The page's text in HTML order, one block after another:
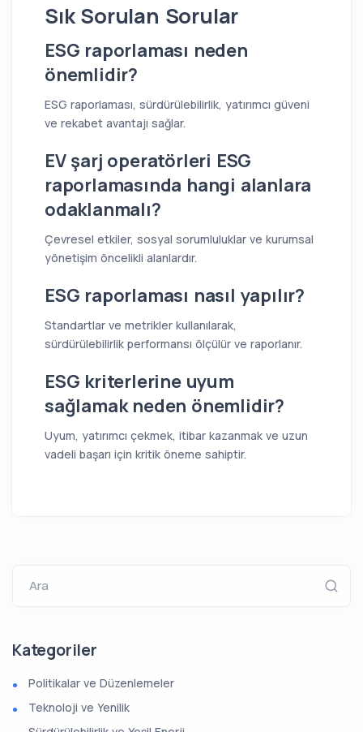
Sık Sorulan Sorular
ESG raporlaması neden
önemlidir?
ESG raporlaması, sürdürülebilirlik, yatırımcı güveni
ve rekabet avantajı sağlar.
EV şarj operatörleri ESG
raporlamasında hangi alanlara
odaklanmalı?
Çevresel etkiler, sosyal sorumluluklar ve kurumsal
yönetişim öncelikli alanlardır.
ESG raporlaması nasıl yapılır?
Standartlar ve metrikler kullanılarak,
sürdürülebilirlik performansı ölçülür ve raporlanır.
ESG kriterlerine uyum
sağlamak neden önemlidir?
Uyum, yatırımcı çekmek, itibar kazanmak ve uzun
vadeli başarı için kritik öneme sahiptir.
Ara
Kategoriler
Politikalar ve Düzenlemeler
Teknoloji ve Yenilik